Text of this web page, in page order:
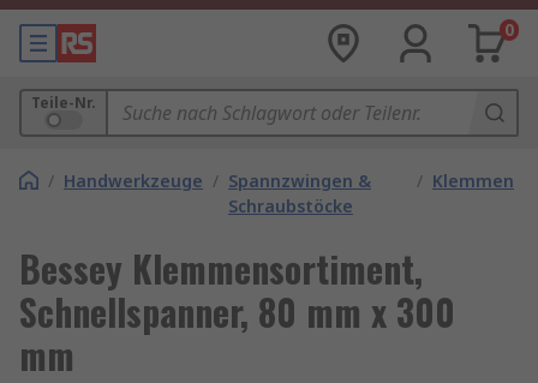
0
Teile-Nr.
/ Handwerkzeuge / Spannzwingen &
Schraubstöcke
/ Klemmen
Bessey Klemmensortiment,
Schnellspanner, 80 mm x 300
mm